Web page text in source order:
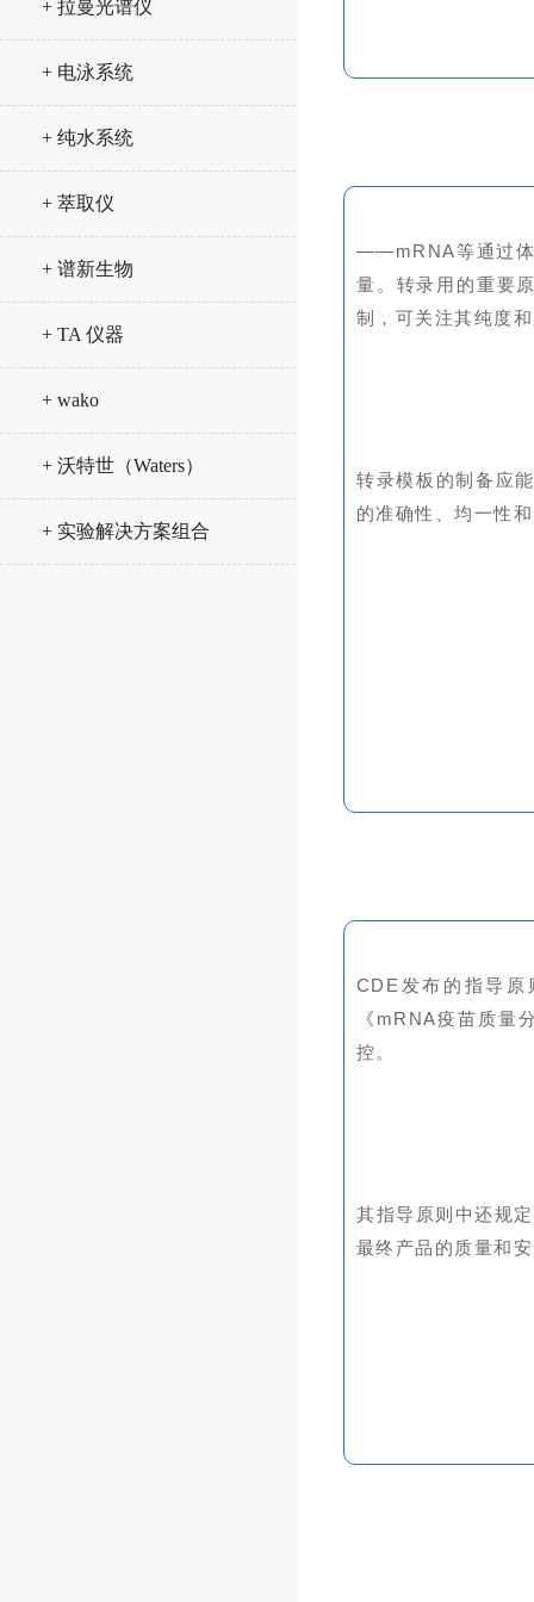
+ 拉曼光谱仪
+ 电泳系统
+ 纯水系统
+ 萃取仪
+ 谱新生物
+ TA 仪器
+ wako
+ 沃特世（Waters）
+ 实验解决方案组合
——mRNA等通过体
量。转录用的重要
制，可关注其纯度
转录模板的制备应
的准确性、均一性
CDE发布的指导
《mRNA疫苗质量
控。
其指导原则中还规
最终产品的质量和